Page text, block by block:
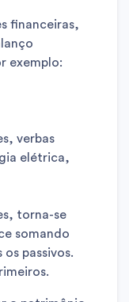
financeiras,
exemplo:
verbas
elétrica,
torna-se
somando
passivos.